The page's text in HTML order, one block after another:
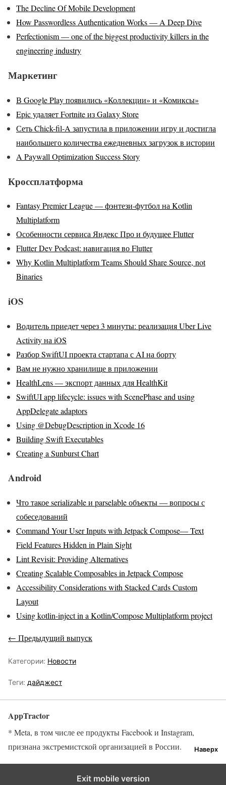
The Decline Of Mobile Development
How Passwordless Authentication Works — A Deep Dive
Perfectionism — one of the biggest productivity killers in the
engineering industry
Маркетинг
В Google Play появились «Коллекции» и «Комиксы»
Epic удаляет Fortnite из Galaxy Store
Сеть Chick-fil-A запустила в приложении игру и достигла
наибольшего количества ежедневных загрузок в истории
A Paywall Optimization Success Story
Кроссплатформа
Fantasy Premier League — фэнтези-футбол на Kotlin
Multiplatform
Особенности сервиса Яндекс Про и будущее Flutter
Flutter Dev Podcast: навигация во Flutter
Why Kotlin Multiplatform Teams Should Share Source, not
Binaries
iOS
Водитель приедет через 3 минуты: реализация Uber Live
Activity на iOS
Разбор SwiftUI проекта стартапа с AI на борту
Вам не нужно хранилище в приложении
HealthLens — экспорт данных для HealthKit
SwiftUI app lifecycle: issues with ScenePhase and using
AppDelegate adaptors
Using @DebugDescription in Xcode 16
Building Swift Executables
Creating a Sunburst Chart
Android
Что такое serializable и parselable объекты — вопросы с
собеседований
Command Your User Inputs with Jetpack Compose— Text
Field Features Hidden in Plain Sight
Lint Revisit: Providing Alternatives
Creating Scalable Composables in Jetpack Compose
Accessibility Considerations with Stacked Cards Custom
Layout
Using kotlin-inject in a Kotlin/Compose Multiplatform project
← Предыдущий выпуск
Категории: Новости
Теги: дайджест
AppTractor
Наверх
* Meta, в том числе ее продукты Facebook и Instagram,
признана экстремистской организацией в России.
Exit mobile version